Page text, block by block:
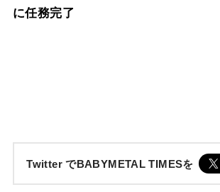
に任務完了
Twitter でBABYMETAL TIMESを